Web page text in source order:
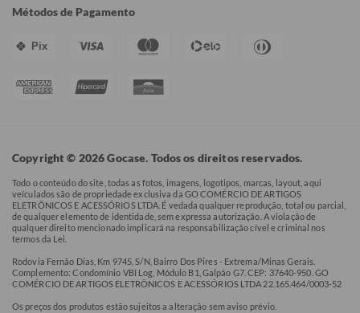
Métodos de Pagamento
Pix
Copyright © 2026 Gocase. Todos os direitos reservados.
Todo o conteúdo do site, todas as fotos, imagens, logotipos, marcas, layout, aqui
veículados são de propriedade exclusiva da GO COMÉRCIO DE ARTIGOS
ELETRÔNICOS E ACESSÓRIOS LTDA. É vedada qualquer reprodução, total ou parcial,
de qualquer elemento de identidade, sem expressa autorização. A violação de
qualquer direito mencionado implicará na responsabilização cível e criminal nos
termos da Lei.
Rodovia Fernão Dias, Km 9745, S/N, Bairro Dos Pires - Extrema/Minas Gerais.
Complemento: Condomínio VBI Log, Módulo B1, Galpão G7. CEP: 37640-950. GO
COMÉRCIO DE ARTIGOS ELETRÔNICOS E ACESSÓRIOS LTDA 22.165.464/0003-52
Os preços dos produtos estão sujeitos a alteração sem aviso prévio.